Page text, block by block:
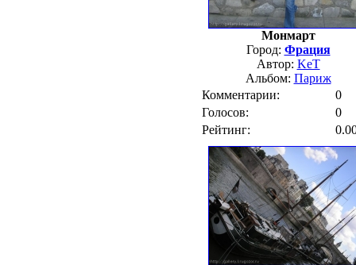
Монмарт
Город: Фрация
Автор: KeT
Альбом: Париж
Комментарии:
0
Голосов:
0
Рейтинг: